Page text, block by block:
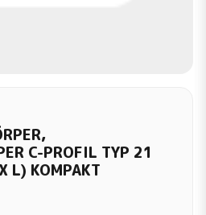
C-PROFIL TYP 21
L) KOMPAKT